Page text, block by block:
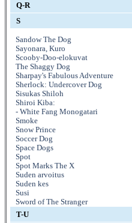
Q-R
S
Sandow The Dog
Sayonara, Kuro
Scooby-Doo-elokuvat
The Shaggy Dog
Sharpay's Fabulous Adventure
Sherlock: Undercover Dog
Sisukas Shiloh
Shiroi Kiba:
- White Fang Monogatari
Smoke
Snow Prince
Soccer Dog
Space Dogs
Spot
Spot Marks The X
Suden arvoitus
Suden kes
Susi
Sword of The Stranger
T-U